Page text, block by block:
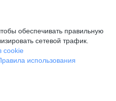
обеспечивать правильную
сетевой трафик.
cookie
использования